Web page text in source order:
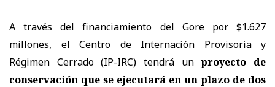
A través del financiamiento del Gore por $1.627
millones, el Centro de Internación Provisoria y
Régimen Cerrado (IP-IRC) tendrá un proyecto de
conservación que se ejecutará en un plazo de dos